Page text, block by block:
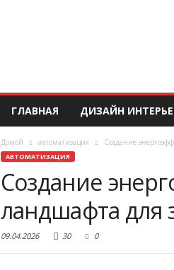
ГЛАВНАЯ ДИЗАЙН
Домой автоматизация Создание
АВТОМАТИЗАЦИЯ
Создание
ландшафта для
09.04.2026 30 0